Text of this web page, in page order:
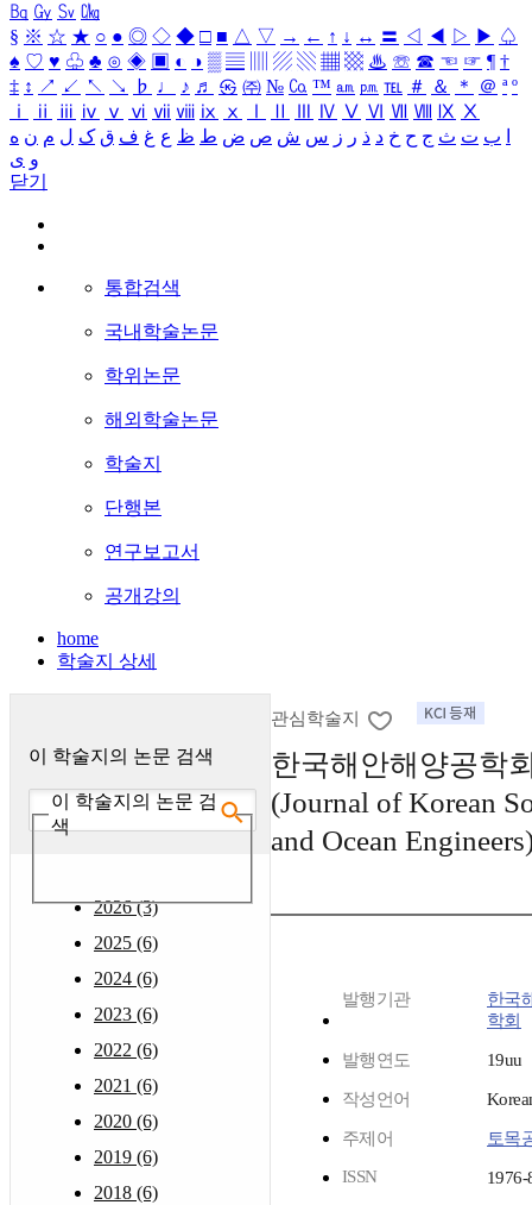
㏃ ㏉ ㏜ ㏆
§ ※ ☆ ★ ○ ● ◎ ◇ ◆ □ ■ △ ▽ → ← ↑ ↓ ↔ 〓 ◁ ◀ ▷ ▶ ♤
♠ ♡ ♥ ♧ ♣ ⊙ ◈ ▣ ◐ ◑ ▒ ▤ ▨ ▧ ▦ ▩ ♨ ☏ ☎ ☜ ☞ ¶ †
‡ ↕ ↗ ↙ ↖ ↘ ♭ ♩ ♪ ♬ ㉿ ㈜ № ㏇ ™ ㏂ ㏘ ℡ ＃ ＆ ＊ ＠ ª º
ⅰ
ⅱ ⅲ ⅳ ⅴ ⅵ ⅶ ⅷ ⅸ ⅹ Ⅳ Ⅴ Ⅵ Ⅶ Ⅷ Ⅸ Ⅹ
ب ت ث ج ح خ د ذ ر ز س ش ص ض ط ظ ع غ ف ق ک ل م ن ه
و ی
닫기
통합검색
국내학술논문
학위논문
해외학술논문
학술지
단행본
연구보고서
공개강의
home
학술지 상세
이 학술지의 논문 검색
이 학술지의 논문 검
색
2026 (3)
2025 (6)
2024 (6)
2023 (6)
2022 (6)
2021 (6)
2020 (6)
2019 (6)
2018 (6)
관심학술지
한국해안해양공학
(Journal of Korean
and Ocean
발행기관
한국
학회
발행연도 19uu
작성언어
주제어
토목
ISSN
1976-